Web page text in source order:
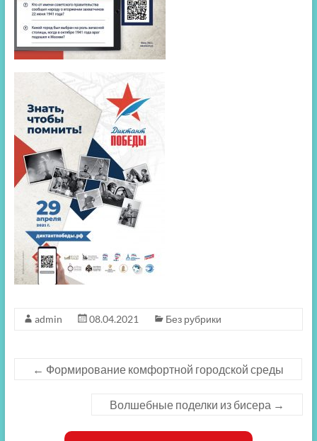
admin 08.04.2021 Без рубрики
← Формирование комфортной городской среды
Волшебные поделки из бисера →